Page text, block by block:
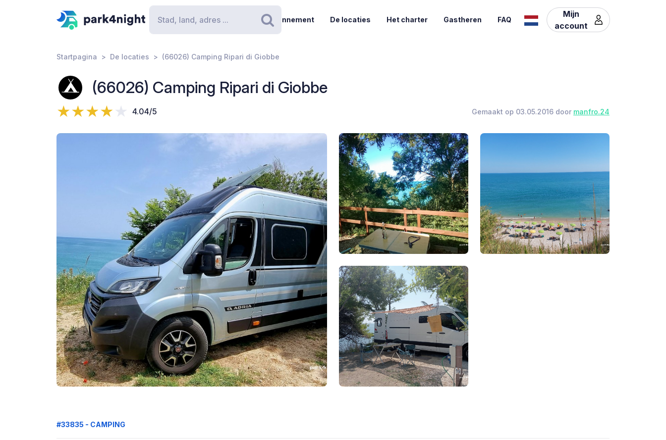
Zoeken
Abonnement De locaties Het charter Gastheren FAQ
Mijn
account
Startpagina De locaties (66026) Camping Ripari di Giobbe
(66026) Camping Ripari di Giobbe
4.04/5 Gemaakt op 03.05.2016 door manfro.24
#33835 - CAMPING